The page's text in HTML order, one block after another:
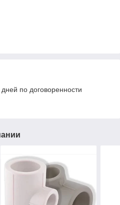
по договоренности